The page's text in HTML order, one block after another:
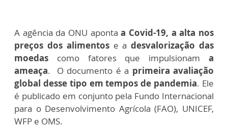
A agência da ONU apontaa Covid-19, a alta nos
preços dos alimentos e adesvalorização das
moedas como fatores que impulsionam a
ameaça. O documento é a primeira avaliação
global desse tipo em tempos de pandemia. Ele
é publicado em conjunto pela Fundo Internacional
para o Desenvolvimento Agrícola (FAO), UNICEF,
WFP e OMS.